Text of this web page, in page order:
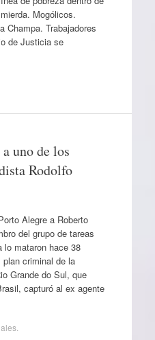
Mogólicos.
Champa. Trabajadores
de Justicia se
uno de los
Rodolfo
Alegre a Roberto
del grupo de tareas
mataron hace 38
criminal de la
Grande do Sul, que
capturó al ex agente
.